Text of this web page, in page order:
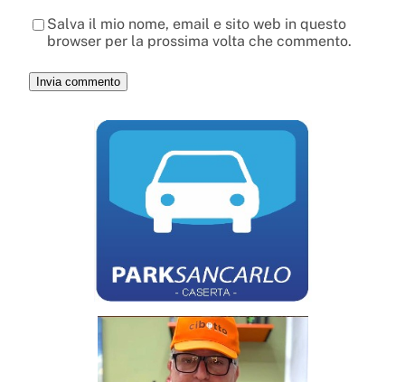
Salva il mio nome, email e sito web in questo
browser per la prossima volta che commento.